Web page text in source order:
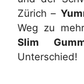
Zürich –
Weg zu
Slim
Unterschied!